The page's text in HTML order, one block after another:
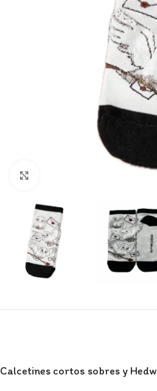
Calcetines cortos sobres y